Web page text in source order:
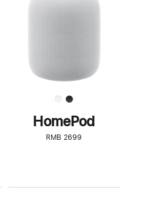
了
解
HomePod<
HomePod
RMB 2699